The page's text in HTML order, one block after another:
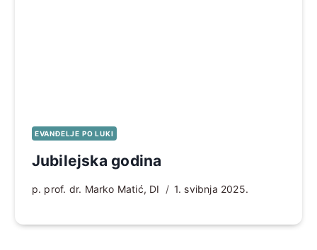
EVANĐELJE PO LUKI
Jubilejska godina
p. prof. dr. Marko Matić, DI 1. svibnja 2025.